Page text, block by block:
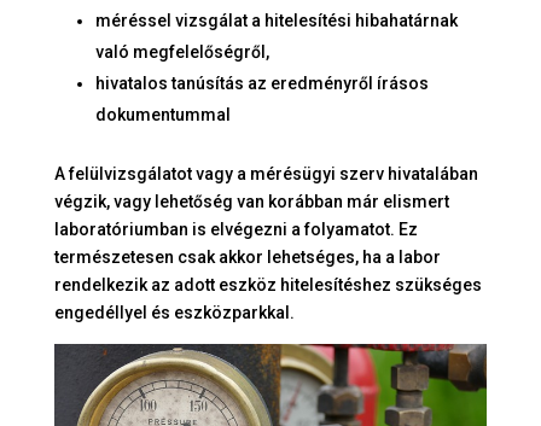
méréssel vizsgálat a hitelesítési hibahatárnak
való megfelelőségről,
hivatalos tanúsítás az eredményről írásos
dokumentummal
A felülvizsgálatot vagy a mérésügyi szerv hivatalában
végzik, vagy lehetőség van korábban már elismert
laboratóriumban is elvégezni a folyamatot. Ez
természetesen csak akkor lehetséges, ha a labor
rendelkezik az adott eszköz hitelesítéshez szükséges
engedéllyel és eszközparkkal.